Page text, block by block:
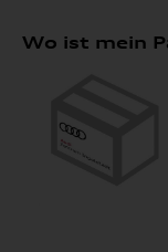
Wo ist mein